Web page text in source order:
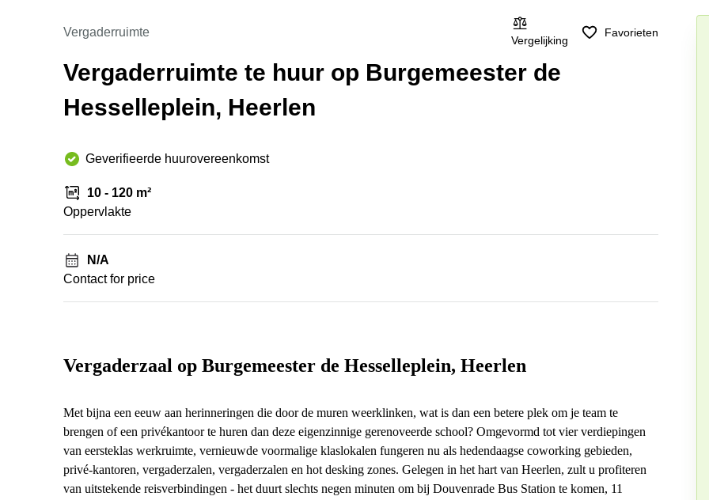
Vergaderruimte
Vergelijking
Favorieten
Vergaderruimte te huur op Burgemeester de
Hesselleplein, Heerlen
Geverifieerde huurovereenkomst
10 - 120 m²
Oppervlakte
N/A
Contact for price
Vergaderzaal op Burgemeester de Hesselleplein, Heerlen
Met bijna een eeuw aan herinneringen die door de muren weerklinken, wat is dan een betere plek om je team te
brengen of een privékantoor te huren dan deze eigenzinnige gerenoveerde school? Omgevormd tot vier verdiepingen
van eersteklas werkruimte, vernieuwde voormalige klaslokalen fungeren nu als hedendaagse coworking gebieden,
privé-kantoren, vergaderzalen, vergaderzalen en hot desking zones. Gelegen in het hart van Heerlen, zult u profiteren
van uitstekende reisverbindingen - het duurt slechts negen minuten om bij Douvenrade Bus Station te komen, 11